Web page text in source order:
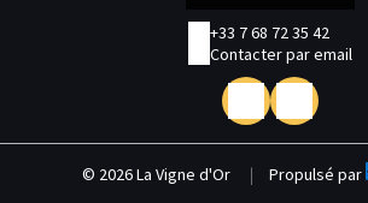
+33 7 68 72 35 42
Contacter par email
© 2026 La Vigne d'Or | Propulsé par